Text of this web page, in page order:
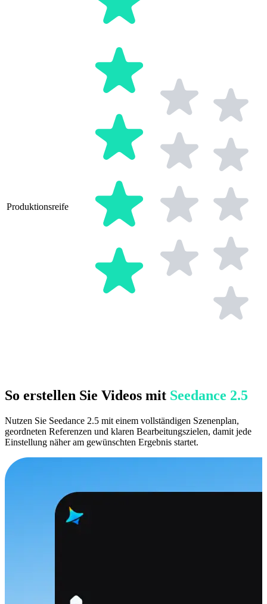
Produktionsreife
So erstellen Sie Videos mit Seedance 2.5
Nutzen Sie Seedance 2.5 mit einem vollständigen Szenenplan,
geordneten Referenzen und klaren Bearbeitungszielen, damit jede
Einstellung näher am gewünschten Ergebnis startet.